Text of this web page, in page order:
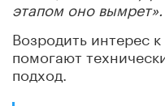
этапом оно вымрет».
Возродить интерес
помогают
подход.